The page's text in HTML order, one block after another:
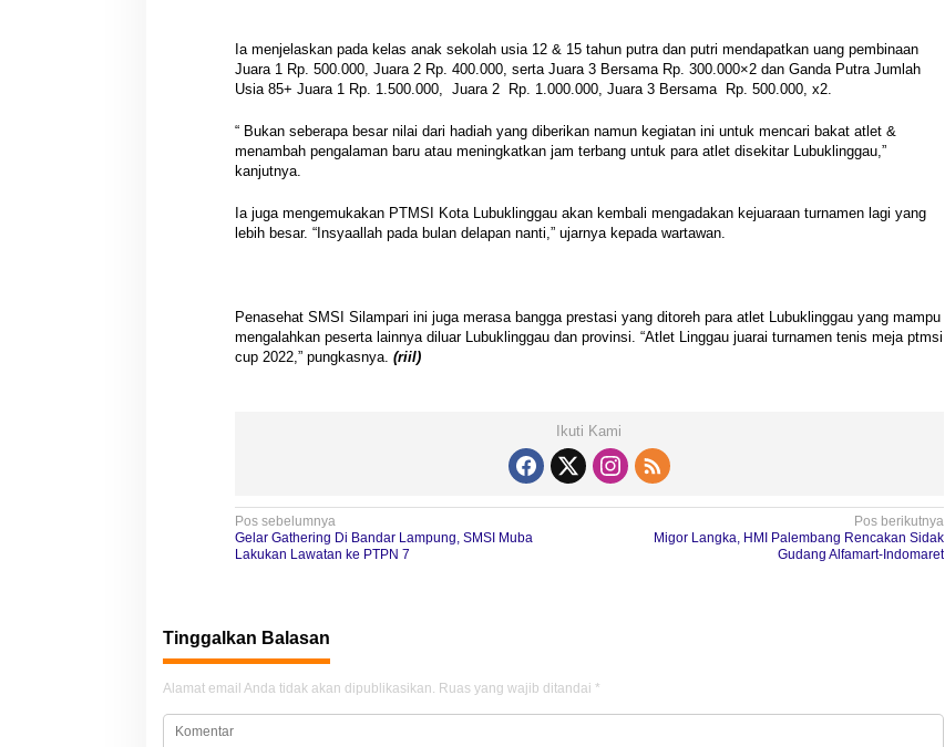
Ia menjelaskan pada kelas anak sekolah usia 12 & 15 tahun putra dan putri mendapatkan uang pembinaan
Juara 1 Rp. 500.000, Juara 2 Rp. 400.000, serta Juara 3 Bersama Rp. 300.000×2 dan Ganda Putra Jumlah
Usia 85+ Juara 1 Rp. 1.500.000, Juara 2 Rp. 1.000.000, Juara 3 Bersama Rp. 500.000, x2.
“ Bukan seberapa besar nilai dari hadiah yang diberikan namun kegiatan ini untuk mencari bakat atlet &
menambah pengalaman baru atau meningkatkan jam terbang untuk para atlet disekitar Lubuklinggau,”
kanjutnya.
Ia juga mengemukakan PTMSI Kota Lubuklinggau akan kembali mengadakan kejuaraan turnamen lagi yang
lebih besar. “Insyaallah pada bulan delapan nanti,” ujarnya kepada wartawan.
Penasehat SMSI Silampari ini juga merasa bangga prestasi yang ditoreh para atlet Lubuklinggau yang mampu
mengalahkan peserta lainnya diluar Lubuklinggau dan provinsi. “Atlet Linggau juarai turnamen tenis meja ptmsi
cup 2022,” pungkasnya. (riil)
Ikuti Kami
N
a
g
a
s
Pos sebelumnya
Gelar Gathering Di Bandar Lampung, SMSI Muba
Lakukan Lawatan ke PTPN 7
Pos berikutnya
Migor Langka, HMI Palembang Rencakan Sidak
Gudang Alfamart-Indomaret
Tinggalkan Balasan
Alamat email Anda tidak akan dipublikasikan. Ruas yang wajib ditandai *